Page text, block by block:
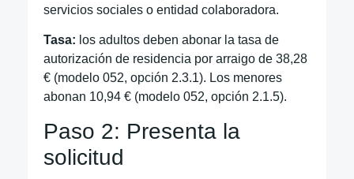
servicios sociales o entidad colaboradora.
Tasa: los adultos deben abonar la tasa de
autorización de residencia por arraigo de 38,28
€ (modelo 052, opción 2.3.1). Los menores
abonan 10,94 € (modelo 052, opción 2.1.5).
Paso 2: Presenta la
solicitud